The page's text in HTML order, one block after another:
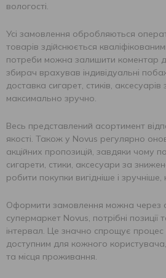
вологості.
Усі замовлення обробляються
товарів здійснюється
потреби можна залишити коментар
збирач врахував індивідуальні
доставка сигарет, стиків, аксесуарів
максимально зручно.
Весь представлений асортимент
якості. Також у Novus регулярно
акційних пропозицій, завдяки чому
сигарети, стики, аксесуари за
робити покупки вигідніше і
Оформити замовлення можна через
супермаркет Novus, потрібні
інтервал. Це значно спрощує процес
доступним для кожного
та місця проживання.